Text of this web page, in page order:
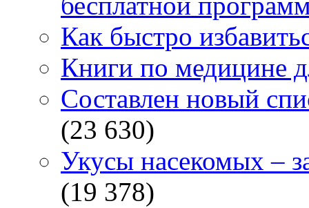
Как быстро
Книги по медицине
Составлен новый
(23 630)
Укусы насекомых –
(19 378)